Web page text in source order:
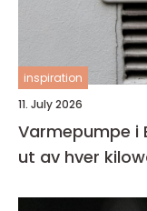
inspiration
11. July 2026
Varmepumpe i
ut av hver